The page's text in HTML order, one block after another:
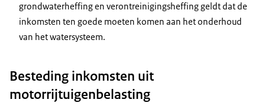
grondwaterheffing en verontreinigingsheffing geldt dat de
inkomsten ten goede moeten komen aan het onderhoud
van het watersysteem.
Besteding inkomsten uit
motorrijtuigenbelasting